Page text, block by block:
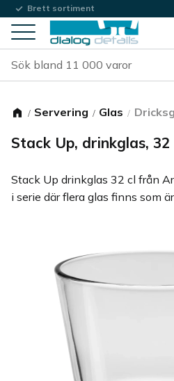
Meny
Brett sortiment
Servering Glas
Stack Up, drinkglas,
Stack Up drinkglas 32 cl från
i serie där flera glas finns som